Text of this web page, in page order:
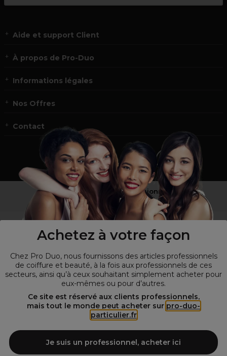
Achetez à votre façon
Chez Pro Duo, nous fournissons des articles professionnels
de coiffure et beauté, à la fois aux professionnels de ces
secteurs, ainsi qu’à ceux souhaitant simplement acheter pour
eux-mêmes ou pour d’autres.
Ce site est réservé aux clients professionnels,
mais tout le monde peut acheter sur pro-duo-
particulier.fr
Je suis un professionnel, acheter ici
Aide et support Client
À propos de Pro-Duo
Informations légales
Nos Offres
Contact
Vous n’êtes pas un professionnel ?
Visitez notre site pourles particuliers !
© Tous droits réservés © Pro-Duo
Spécialiste de la coiffure et de la beauté, nous vous proposons une
large sélection de produits professionnels pour la coiffure et
l'esthétique autour d'un choix de grandes marques qui font de Pro-